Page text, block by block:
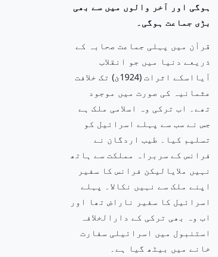
ہوگی اور آخر والوں میں سے بھی
بڑی جماعت ہوگی۔
قرآن میں پہلی جماعت صحابہ کے
ذریعے دنیا میں جو انقلاب
آیااسکے اثرات (1924ئ) تک خلافت
عثمانیہ کی صورت میں موجود
تھے۔ اب ترکی وہ اسلامی ملک ہے
جس نے سب سے پہلے اسرائیل کو
تسلیم کیا۔ طیب اردگان نے
فرانس کے سربراہ مملکت سے ہاتھ
نہیں ملایالیکن فرانس کا سفیر
اپنے ملک سے نہیں نکالا۔ پہلے
اسرائیل کا سفیر ناراض تھا اور
اب وہ بھی ترکی کے دارالخلافہ
استنبول میں اسرائیلی سفارت
خانے میں بیٹھ گیا ہے۔